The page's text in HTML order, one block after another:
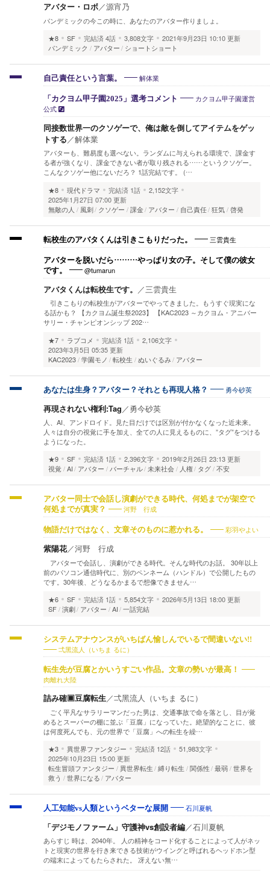
アバター・ロボ／源宵乃
パンデミックの今この時に、あなたのアバター作りましょ。
★8
SF 完結済4話 3,808文字
2021年9月23日 10:10 更新
パンデミック
アバター ショートショート
自己責任という言葉。 解体業
「カクヨム甲子園2025」選考コメント
カクヨム甲子園運営
公式
同接数世界一のクソゲーで、俺は敵を倒してアイテムをゲッ
トする／解体業
アバターも、難易度も選べない。ランダムに与えられる環境で、課金す
る者が強くなり、課金できない者が取り残される……というクソゲー。
こんなクソゲー他にないだろ？ 1話完結です。 (…
★8
現代ドラマ 完結済 1話
2,152文字
2025年1月27日 07:00 更新
無敵の人
風刺 クソゲー 課金 アバター 自己責任 狂気 啓発
転校生のアバタくんは引きこもりだった。 三雲貴生
アバターを脱いだら………やっぱり女の子。そして僕の彼女
です。
@tumarun
アバタくんは転校生です。 ／三雲貴生
引きこもりの転校生がアバターでやってきました。もうすぐ現実にな
る話かも？ 【カクヨム誕生祭2023】 【KAC2023 ～カクヨム・アニバー
サリー・チャンピオンシップ 202…
★7
ラブコメ 完結済 1話
2,106文字
2023年3月5日 05:35 更新
KAC2023 学園モノ 転校生 ぬいぐるみ アバター
あなたは生身？アバター？それとも再現人格？ 勇今砂英
再現されない権利:Tag ／勇今砂英
人、AI、アンドロイド。見た目だけでは区別が付かなくなった近未来。
人々は自分の視覚に手を加え、全ての人に見えるものに、”タグ”をつける
ようになった。
★9
SF 完結済 1話 2,396文字
2019年2月26日 23:13 更新
視覚 AI アバター バーチャル 未来社会 人権 タグ 不安
アバター同士で会話し演劇ができる時代、何処までが架空で
何処までが真実？
河野 行成
物語だけではなく、文章そのものに惹かれる。 彩羽やよい
紫陽花／河野 行成
アバターで会話し、演劇ができる時代。そんな時代のお話。 30年以上
前のパソコン通信時代に、別のペンネーム（ハンドル）で公開したもの
です。30年後、どうなるかまるで想像できません…
★6
SF 完結済 1話 5,854文字
2026年5月13日 18:00 更新
SF 演劇 アバター AI 一話完結
システムアナウンスがいちばん愉しんでいるで間違いない!!
弌黑流人（いちま るに）
転生先が豆腐とかいうすごい作品。文章の勢いが最高！
肉離れ大陸
詰み確▣豆腐転生／弌黑流人（いちま るに）
ごく平凡なサラリーマンだった男は、交通事故で命を落とし、目が覚
めるとスーパーの棚に並ぶ「豆腐」になっていた。 ​絶望的なことに、彼
は何度死んでも、元の世界で「豆腐」への転生を繰…
★3
異世界ファンタジー 完結済 12話
51,983文字
2025年10月23日 15:00 更新
転生冒頭ファンタジー
異世界転生 縛り転生 関係性 最弱 世界を
救う
世界になる アバター
人工知能vs人類というベターな展開 石川夏帆
「デジモノファーム」守護神vs創設者編／石川夏帆
あらすじ 時は、2040年。 人の精神をコード化することによって人がネッ
トと現実の世界を行き来できる技術がウイングと呼ばれるヘッドホン型
の端末によってもたらされた。 冴えない無…